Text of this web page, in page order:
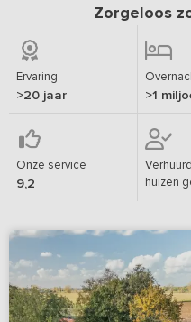
Zorgeloos
Ervaring
>20 jaar >1
Onze service
9,2
huizen